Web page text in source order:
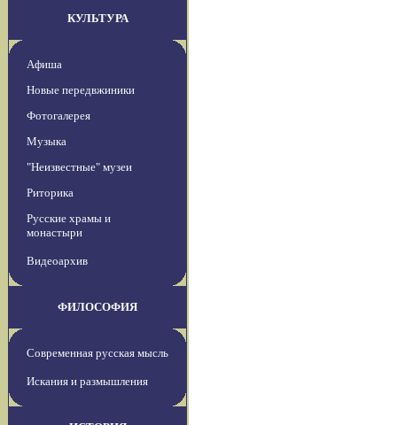
КУЛЬТУРА
Афиша
Новые передвжиники
Фотогалерея
Музыка
"Неизвестные" музеи
Риторика
Русские храмы и
монастыри
Видеоархив
ФИЛОСОФИЯ
Современная русская мысль
Искания и размышления